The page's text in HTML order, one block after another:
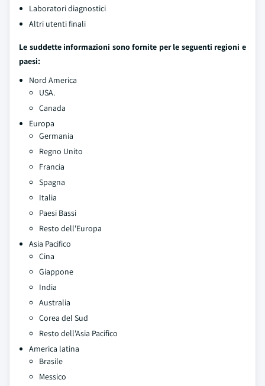
Laboratori diagnostici
Altri utenti finali
Le suddette informazioni sono fornite per le seguenti regioni e
paesi:
Nord America
USA.
Canada
Europa
Germania
Regno Unito
Francia
Spagna
Italia
Paesi Bassi
Resto dell'Europa
Asia Pacifico
Cina
Giappone
India
Australia
Corea del Sud
Resto dell'Asia Pacifico
America latina
Brasile
Messico